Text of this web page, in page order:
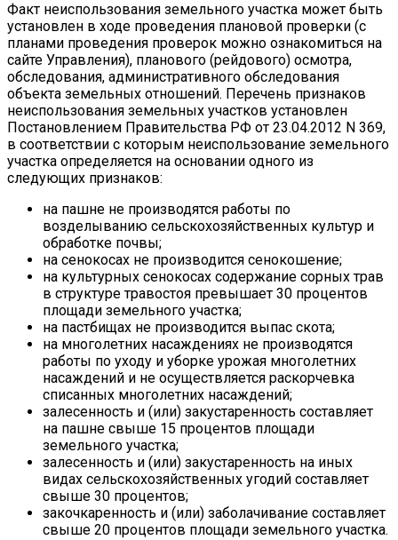
Факт неиспользования земельного участка может быть
установлен в ходе проведения плановой проверки (с
планами проведения проверок можно ознакомиться на
сайте Управления), планового (рейдового) осмотра,
обследования, административного обследования
объекта земельных отношений. Перечень признаков
неиспользования земельных участков установлен
Постановлением Правительства РФ от 23.04.2012 N 369,
в соответствии с которым неиспользование земельного
участка определяется на основании одного из
следующих признаков:
на пашне не производятся работы по
возделыванию сельскохозяйственных культур и
обработке почвы;
на сенокосах не производится сенокошение;
на культурных сенокосах содержание сорных трав
в структуре травостоя превышает 30 процентов
площади земельного участка;
на пастбищах не производится выпас скота;
на многолетних насаждениях не производятся
работы по уходу и уборке урожая многолетних
насаждений и не осуществляется раскорчевка
списанных многолетних насаждений;
залесенность и (или) закустаренность составляет
на пашне свыше 15 процентов площади
земельного участка;
залесенность и (или) закустаренность на иных
видах сельскохозяйственных угодий составляет
свыше 30 процентов;
закочкаренность и (или) заболачивание составляет
свыше 20 процентов площади земельного участка.